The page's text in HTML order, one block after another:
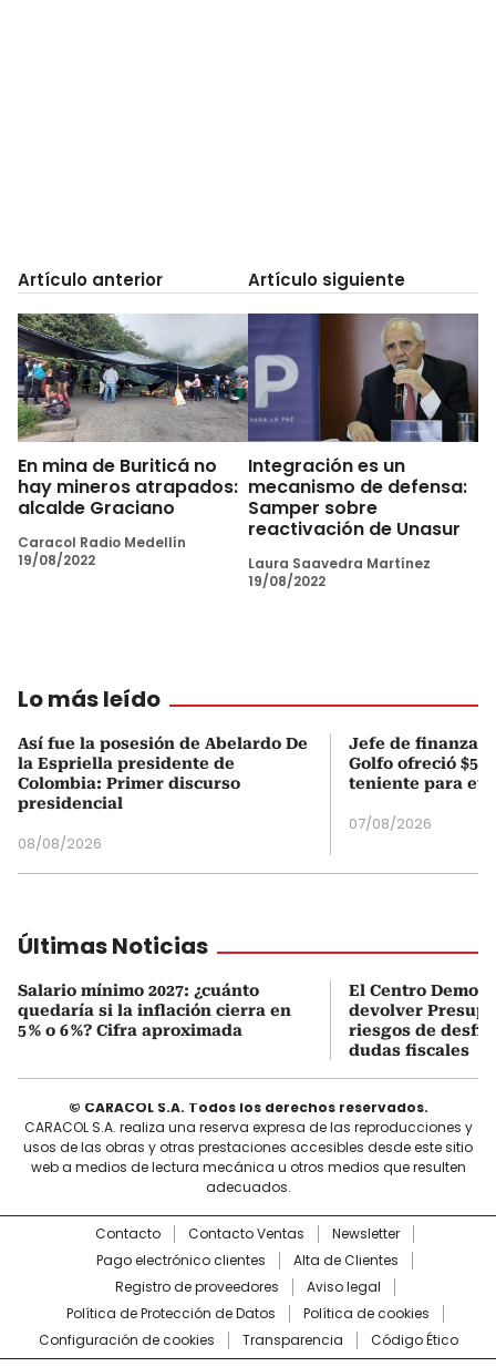
Artículo anterior
En mina de Buriticá no
hay mineros atrapados:
alcalde Graciano
Caracol Radio Medellín
19/08/2022
Artículo siguiente
Integración es un
mecanismo de defensa:
Samper sobre
reactivación de Unasur
Laura Saavedra Martínez
19/08/2022
Lo más leído
Así fue la posesión de Abelardo De
la Espriella presidente de
Colombia: Primer discurso
presidencial
08/08/2026
Jefe de finanzas
Golfo ofreció
teniente para
07/08/2026
Últimas Noticias
Salario mínimo 2027: ¿cuánto
quedaría si la inflación cierra en
5 % o 6 %? Cifra aproximada
El Centro
devolver
riesgos de
dudas fiscales
© CARACOL S.A. Todos los derechos reservados.
CARACOL S.A. realiza una reserva expresa de las reproducciones y
usos de las obras y otras prestaciones accesibles desde este sitio
web a medios de lectura mecánica u otros medios que resulten
adecuados.
Contacto Contacto Ventas
Newsletter
Pago electrónico clientes
Alta de Clientes
Registro de proveedores
Aviso legal
Política de Protección de Datos
Política de cookies
Configuración de cookies
Transparencia Código Ético